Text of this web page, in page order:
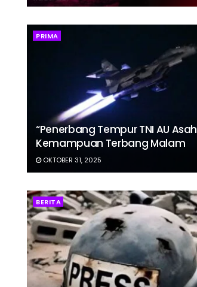
PRIMA
“Penerbang Tempur TNI AU Asah
Kemampuan Terbang Malam
OKTOBER 31, 2025
BERITA